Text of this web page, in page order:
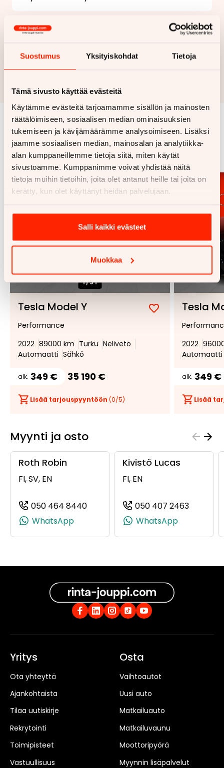
Suostumus Yksityiskohdat Tietoja
Tämä sivusto käyttää evästeitä
Käytämme evästeitä tarjoamamme sisällön ja mainosten
räätälöimiseen, sosiaalisen median ominaisuuksien
tukemiseen ja kävijämäärämme analysoimiseen. Lisäksi
jaamme sosiaalisen median, mainosalan ja analytiikka-
alan kumppaneillemme tietoja siitä, miten käytät
sivustoamme. Kumppanimme voivat yhdistää näitä
tietoja muihin tietoihin, joita olet antanut heille tai joita on
kerätty, kun olet käyttänyt heidän palvelujaan.
Salli kaikki evästeet
Muokkaa
Haluan myös tarjouksen vakuutuksesta
Hae rahoitustarjous
Samankaltaisia ajoneuvoja
Katso kaikki
1/31
Tesla Model Y
Lisää
suosikiksi
Poista
suosikeista
Performance
2022 89000 km Turku Neliveto
Automaatti Sähkö
alk. 349 € 35 190 €
Lisää tarjouspyyntöön (0/5)
Tesla
2022
Automaatti
alk. 349 €
Lisää
Myynti ja osto
Roth Robin
FI, SV, EN
050 464 8440
(+358504648440, 0504648440,
WhatsApp
Kivistö Lucas
FI, EN
050 407 2463
WhatsApp
Yritys
Ota yhteyttä
Ajankohtaista
Tilaa uutiskirje
Rekrytointi
Toimipisteet
Vastuullisuus
Osta
Vaihtoautot
Uusi auto
Matkailuauto
Matkailuvaunu
Moottoripyörä
Myynnin lisäpalvelut